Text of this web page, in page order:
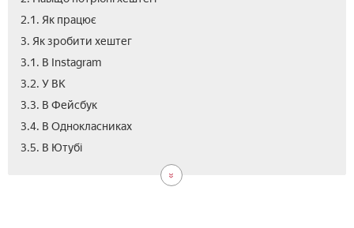
2.1. Як працює
3. Як зробити хештег
3.1. В Instagram
3.2. У ВК
3.3. В Фейсбук
3.4. В Однокласниках
3.5. В Ютубі